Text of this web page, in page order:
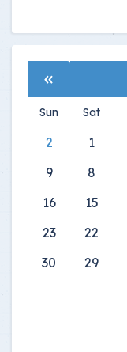
»
Sat
Sun
1
2
8
9
15
16
22
23
29
30